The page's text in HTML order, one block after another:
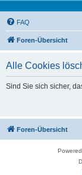
FAQ
Foren-Übersicht
Alle Cookies
Sind Sie sich sicher,
Foren-Übersicht